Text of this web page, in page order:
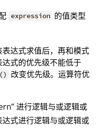
expression 的值类型
表达式求值后，再和模式
达式的优先级不能低于
()
改变优先级。运算符优
进行逻辑与或逻辑或
式进行逻辑与或逻辑或